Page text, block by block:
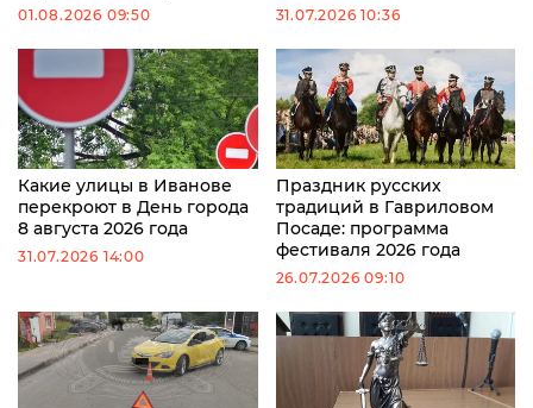
01.08.2026 09:50 31.07.2026 10:36
Какие улицы в Иванове
перекроют в День города
8 августа 2026 года
31.07.2026 14:00
Праздник русских
традиций в Гавриловом
Посаде: программа
фестиваля 2026 года
26.07.2026 09:10